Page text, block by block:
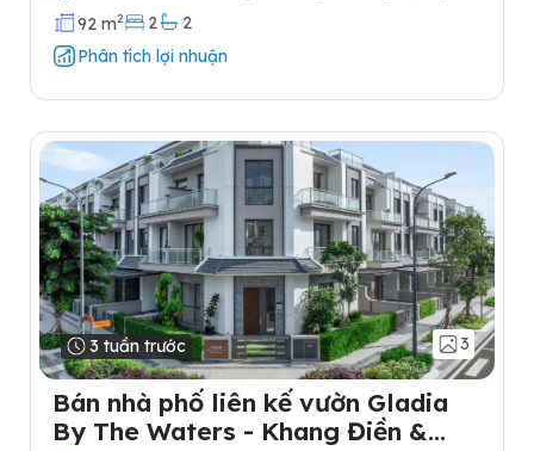
Thành phố Hồ Chí Minh
92 m2 2
2
Phân tích lợi nhuận
3 tuần trước 3
Bán nhà phố liên kế vườn Gladia
By The Waters - Khang Điền &